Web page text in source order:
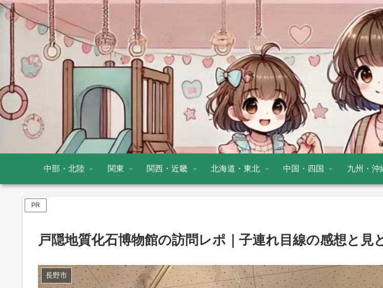
中部・北陸 関東 関西・近畿 北海道・東北 中国・四国 九州・沖
PR
戸隠地質化石博物館の訪問レポ｜子連れ目線の感想と見
長野市